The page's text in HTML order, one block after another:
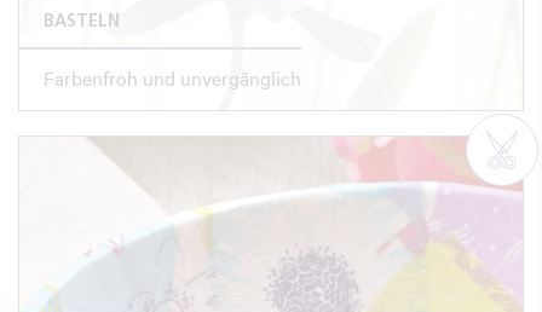
BASTELN
Farbenfroh und unvergänglich